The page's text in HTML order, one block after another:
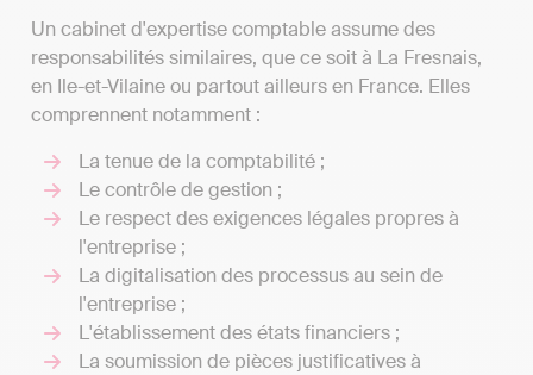
Un cabinet d'expertise comptable assume des
responsabilités similaires, que ce soit à La Fresnais,
en Ile-et-Vilaine ou partout ailleurs en France. Elles
comprennent notamment :
La tenue de la comptabilité ;
Le contrôle de gestion ;
Le respect des exigences légales propres à
l'entreprise ;
La digitalisation des processus au sein de
l'entreprise ;
L'établissement des états financiers ;
La soumission de pièces justificatives à